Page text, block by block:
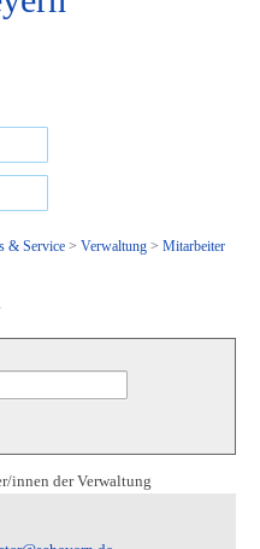
springen.
& Service> Verwaltung> Mitarbeiter
innen der Verwaltung